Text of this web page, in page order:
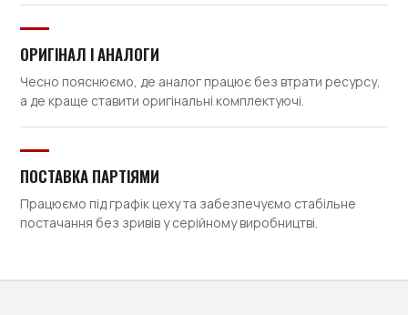
ОРИГІНАЛ І АНАЛОГИ
Чесно пояснюємо, де аналог працює без втрати ресурсу,
а де краще ставити оригінальні комплектуючі.
ПОСТАВКА ПАРТІЯМИ
Працюємо під графік цеху та забезпечуємо стабільне
постачання без зривів у серійному виробництві.